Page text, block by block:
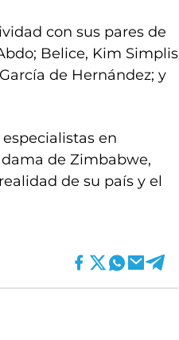
con sus pares de
Belice, Kim Simplis
de Hernández; y
en
de Zimbabwe,
de su país y el